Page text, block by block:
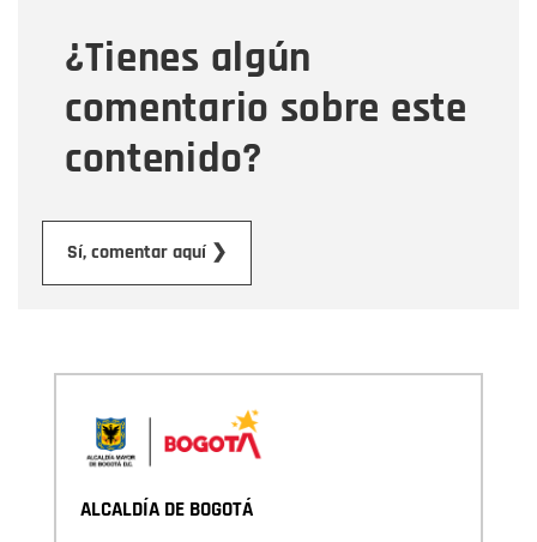
¿Tienes algún
comentario sobre este
contenido?
Sí, comentar aquí ❯
Mensaje
ALCALDÍA DE BOGOTÁ